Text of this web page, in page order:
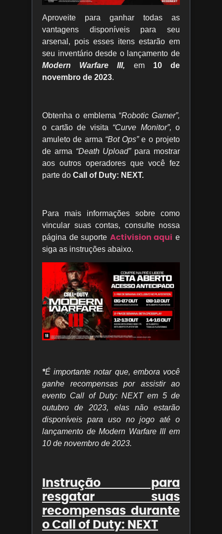
Aproveite para ganhar todas as
vantagens disponíveis para seu
arsenal, pois esses itens estarão em
seu inventário desde o lançamento de
Modern Warfare III, em10 de
novembro de 2023.
Obtenha o emblema “Robotic Gamer”,
o cartão de visita “Curve Monitor”, o
amuleto de arma “Bot Ops”e o projeto
de arma “Death Upload”para mostrar
aos outros operadores que você fez
parte do Call of Duty: NEXT.
Para mais informações sobre como
vincular suas contas, consulte nossa
página de suporte Activision aqui e
siga as instruções abaixo.
*É importante notar que, embora você
ganhe recompensas por assistir ao
evento Call of Duty: NEXT em 5 de
outubro de 2023, elas não estarão
disponíveis para uso no jogo até o
lançamento de Modern Warfare III em
10 de novembro de 2023.
Instrução para
resgatar suas
recompensas durante
o Call of Duty: NEXT